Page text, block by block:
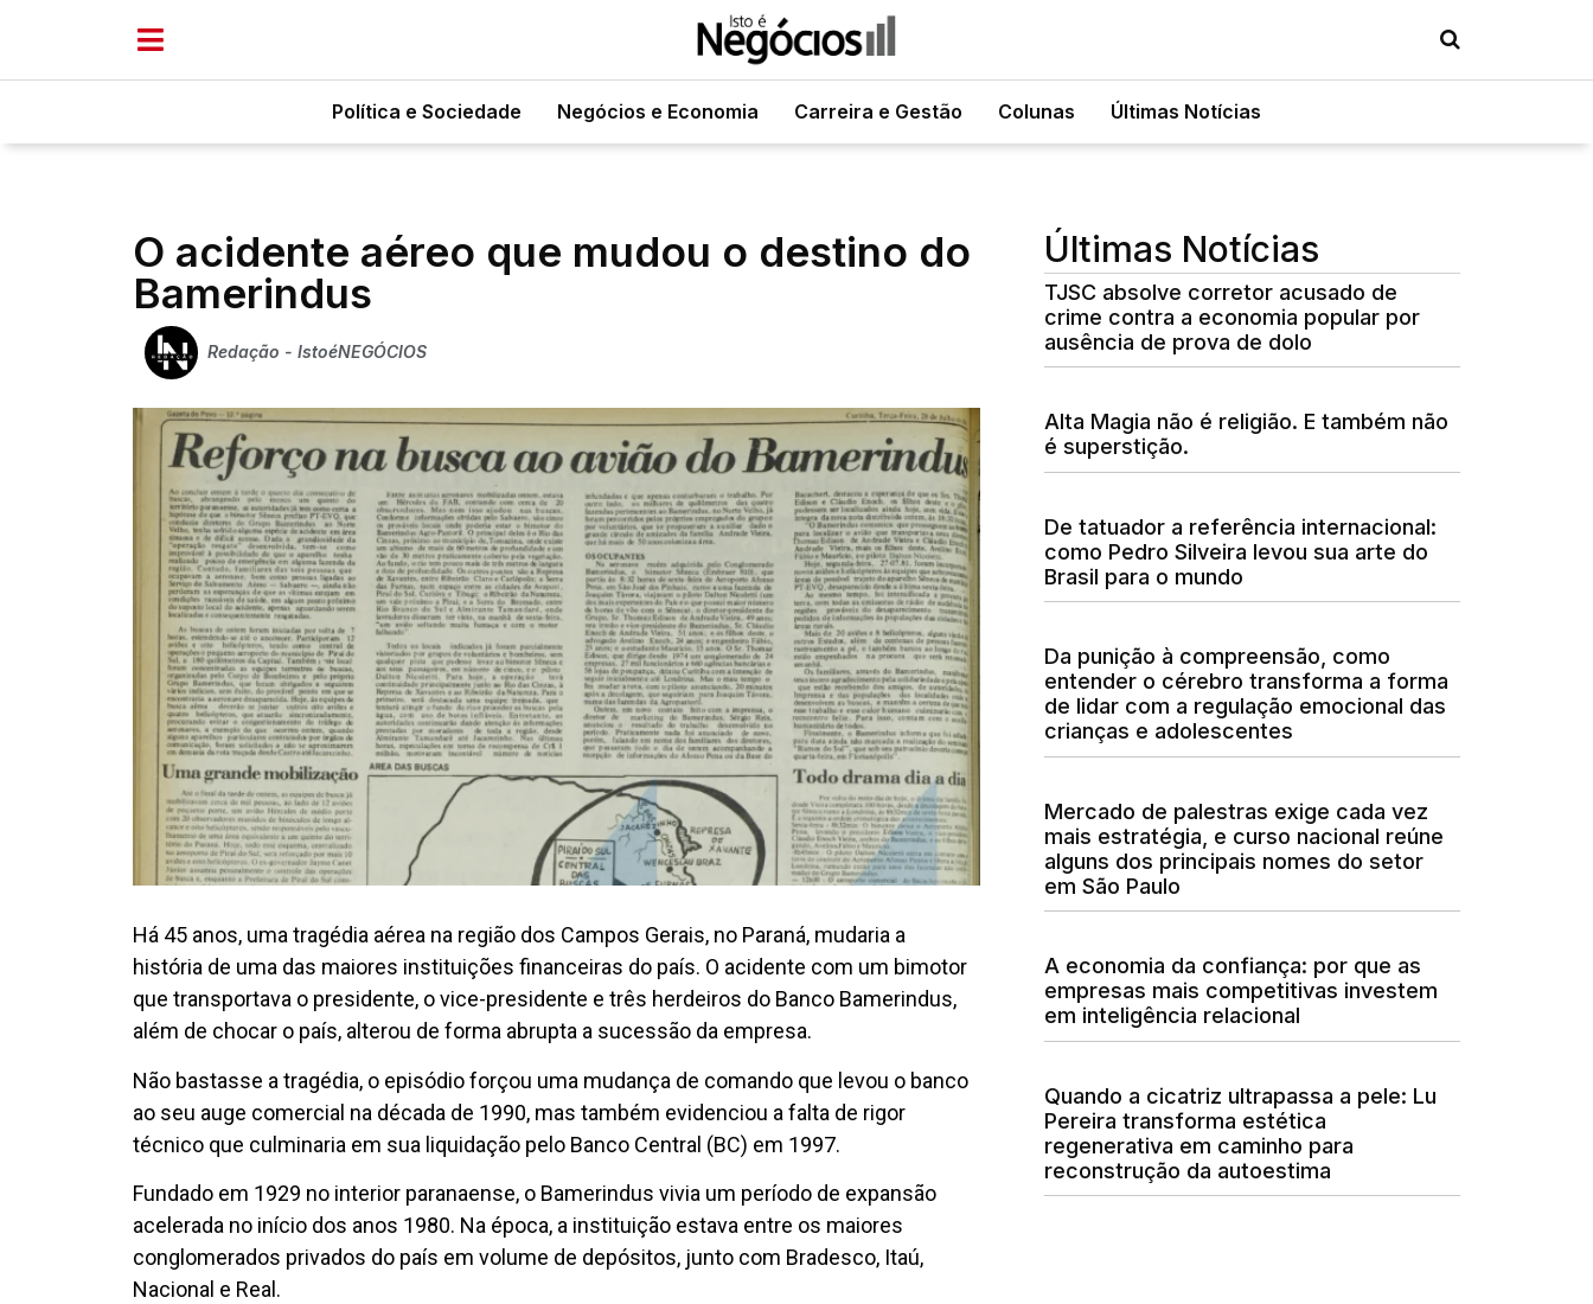
Política e Sociedade Negócios e Economia Carreira e Gestão Colunas Últimas Notícias
O acidente aéreo que mudou o destino do
Bamerindus
Redação - IstoéNEGÓCIOS
Há 45 anos, uma tragédia aérea na região dos Campos Gerais, no Paraná, mudaria a
história de uma das maiores instituições financeiras do país. O acidente com um bimotor
que transportava o presidente, o vice-presidente e três herdeiros do Banco Bamerindus,
além de chocar o país, alterou de forma abrupta a sucessão da empresa.
Não bastasse a tragédia, o episódio forçou uma mudança de comando que levou o banco
ao seu auge comercial na década de 1990, mas também evidenciou a falta de rigor
técnico que culminaria em sua liquidação pelo Banco Central (BC) em 1997.
Fundado em 1929 no interior paranaense, o Bamerindus vivia um período de expansão
acelerada no início dos anos 1980. Na época, a instituição estava entre os maiores
conglomerados privados do país em volume de depósitos, junto com Bradesco, Itaú,
Nacional e Real.
Últimas Notícias
TJSC absolve corretor acusado de
crime contra a economia popular por
ausência de prova de dolo
Alta Magia não é religião. E também não
é superstição.
De tatuador a referência internacional:
como Pedro Silveira levou sua arte do
Brasil para o mundo
Da punição à compreensão, como
entender o cérebro transforma a forma
de lidar com a regulação emocional das
crianças e adolescentes
Mercado de palestras exige cada vez
mais estratégia, e curso nacional reúne
alguns dos principais nomes do setor
em São Paulo
A economia da confiança: por que as
empresas mais competitivas investem
em inteligência relacional
Quando a cicatriz ultrapassa a pele: Lu
Pereira transforma estética
regenerativa em caminho para
reconstrução da autoestima